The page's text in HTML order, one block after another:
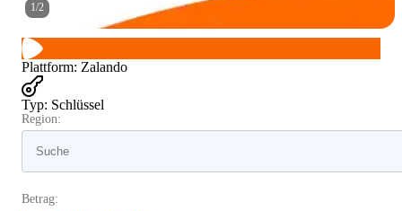
1/2
Plattform: Zalando
Typ: Schlüssel
Region:
Betrag: